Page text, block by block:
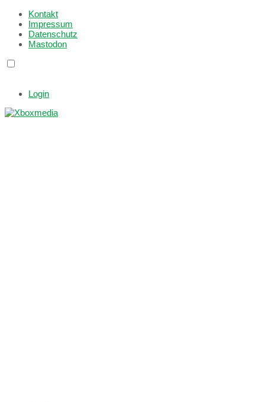
Kontakt
Impressum
Datenschutz
Mastodon
Login